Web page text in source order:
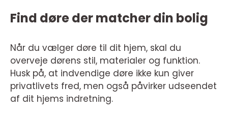
Find døre der matcher din bolig
Når du vælger døre til dit hjem, skal du
overveje dørens stil, materialer og funktion.
Husk på, at indvendige døre ikke kun giver
privatlivets fred, men også påvirker udseendet
af dit hjems indretning.